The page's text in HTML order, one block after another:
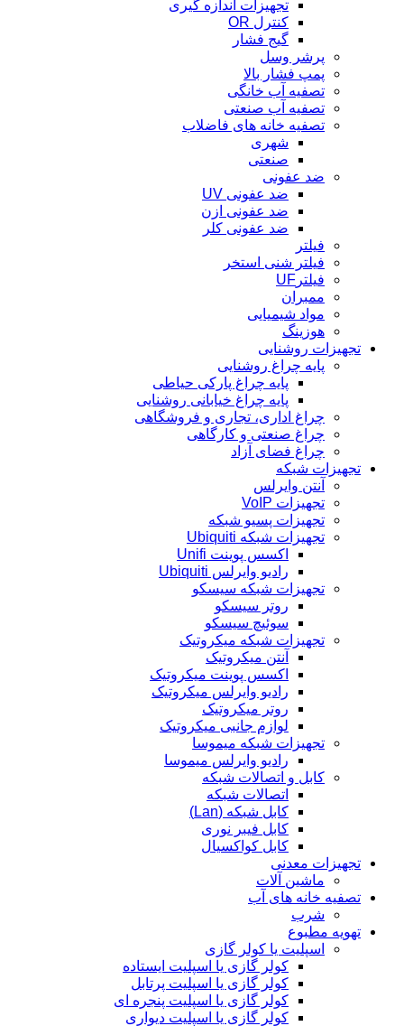
تجهیزات اندازه گیری
کنترل OR
گیج فشار
پرشر وسل
پمپ فشار بالا
تصفیه آب خانگی
تصفیه آب صنعتی
تصفیه خانه های فاضلاب
شهری
صنعتی
ضد عفونی
ضد عفونی UV
ضد عفونی ازن
ضد عفونی کلر
فیلتر
فیلتر شنی استخر
فیلترUF
ممبران
مواد شیمیایی
هوزینگ
تجهیزات روشنایی
پایه چراغ روشنایی
پایه چراغ پارکی حیاطی
پایه چراغ خیابانی روشنایی
چراغ اداری، تجاری و فروشگاهی
چراغ صنعتی و کارگاهی
چراغ فضای آزاد
تجهیزات شبکه
آنتن وایرلس
تجهیزات VoIP
تجهیزات پسیو شبکه
تجهیزات شبکه Ubiquiti
اکسس پوینت Unifi
رادیو وایرلس Ubiquiti
تجهیزات شبکه سیسکو
روتر سیسکو
سوئیچ سیسکو
تجهیزات شبکه میکروتیک
آنتن میکروتیک
اکسس پوینت میکروتیک
رادیو وایرلس میکروتیک
روتر میکروتیک
لوازم جانبی میکروتیک
تجهیزات شبکه میموسا
رادیو وایرلس میموسا
کابل و اتصالات شبکه
اتصالات شبکه
کابل شبکه (Lan)
کابل فیبر نوری
کابل کواکسیال
تجهیزات معدنی
ماشین آلات
تصفیه خانه های آب
شرب
تهویه مطبوع
اسپلیت یا کولر گازی
کولر گازی یا اسپلیت ایستاده
کولر گازی یا اسپلیت پرتابل
کولر گازی یا اسپلیت پنجره ای
کولر گازی یا اسپلیت دیواری